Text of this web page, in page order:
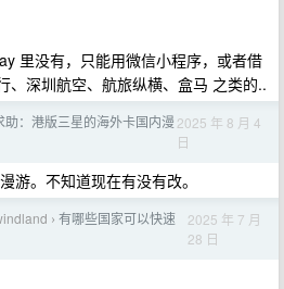
里没有，只能用微信小程序，或者借
、深圳航空、航旅纵横、盒马 之类的..
助：港版三星的海外卡国内漫 2025 年 8 月 4
日
游。不知道现在有没有改。
› 有哪些国家可以快速
2025 年 7 月
28 日